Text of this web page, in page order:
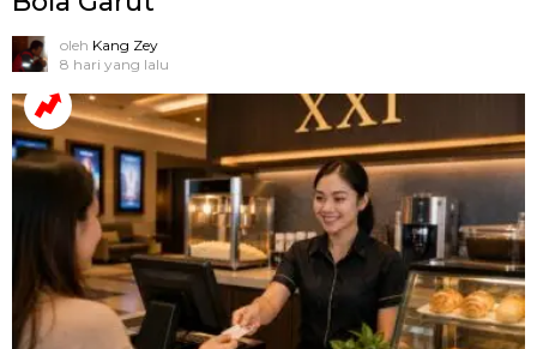
oleh Kang Zey
8 hari yang lalu